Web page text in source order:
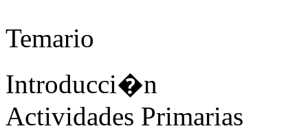
Temario
Introducci�n
Actividades Primarias